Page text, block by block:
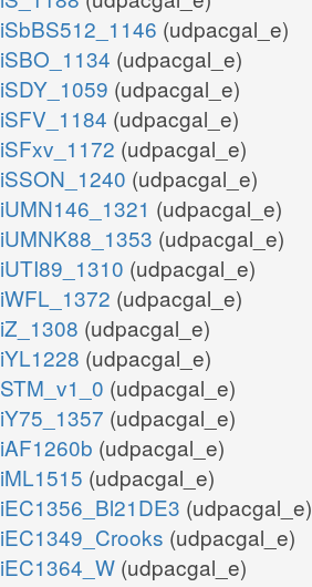
iSbBS512_1146 (udpacgal_e)
iSBO_1134 (udpacgal_e)
iSDY_1059 (udpacgal_e)
iSFV_1184 (udpacgal_e)
iSFxv_1172 (udpacgal_e)
iSSON_1240 (udpacgal_e)
iUMN146_1321 (udpacgal_e)
iUMNK88_1353 (udpacgal_e)
iUTI89_1310 (udpacgal_e)
iWFL_1372 (udpacgal_e)
iZ_1308 (udpacgal_e)
iYL1228 (udpacgal_e)
STM_v1_0 (udpacgal_e)
iY75_1357 (udpacgal_e)
iAF1260b (udpacgal_e)
iML1515 (udpacgal_e)
iEC1356_Bl21DE3 (udpacgal_e)
iEC1349_Crooks (udpacgal_e)
iEC1364_W (udpacgal_e)